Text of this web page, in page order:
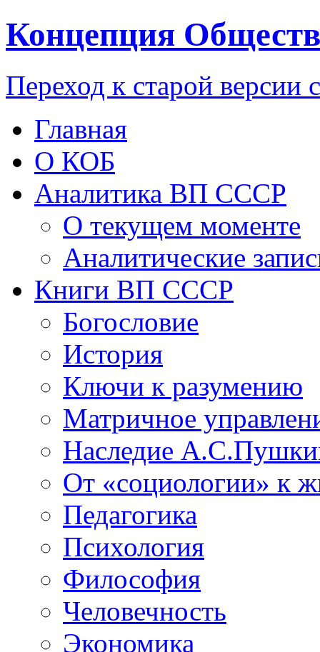
Концепция
Переход к старой версии
Главная
О КОБ
Аналитика ВП СССР
О текущем моменте
Аналитические
Книги ВП СССР
Богословие
История
Ключи к разумению
Матричное
Наследие
От «социологии» к
Педагогика
Психология
Философия
Человечность
Экономика